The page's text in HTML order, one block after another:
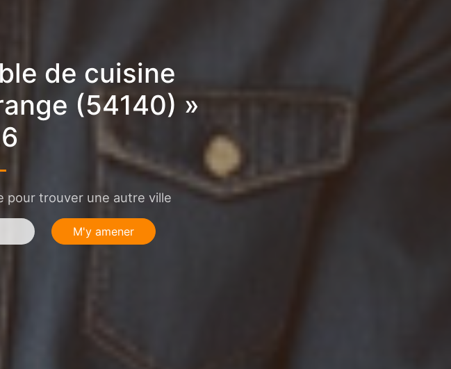
de cuisine
(54140) »
pour trouver une autre ville
M'y amener